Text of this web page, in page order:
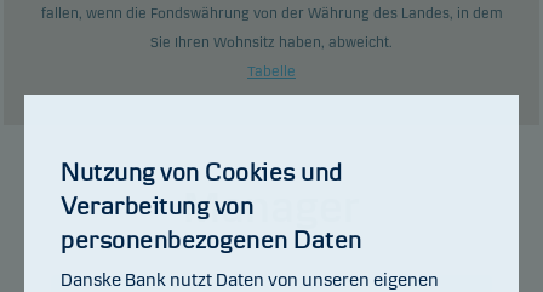
fallen, wenn die Fondswährung von der Währung des Landes, in dem
Sie Ihren Wohnsitz haben, abweicht.
Tabelle
Manager
Nutzung von Cookies und
Verarbeitung von
personenbezogenen Daten
Danske Bank nutzt Daten von unseren eigenen